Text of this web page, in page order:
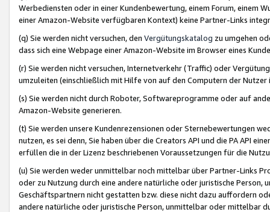
Werbediensten oder in einer Kundenbewertung, einem Forum, einem
einer Amazon-Website verfügbaren Kontext) keine Partner-Links
(q) Sie werden nicht versuchen, den Vergütungskatalog zu umgehen
dass sich eine Webpage einer Amazon-Website im Browser eines
(r) Sie werden nicht versuchen, Internetverkehr (Traffic) oder
umzuleiten (einschließlich mit Hilfe von auf den Computern der
(s) Sie werden nicht durch Roboter, Softwareprogramme oder auf
Amazon-Website generieren.
(t) Sie werden unsere Kundenrezensionen oder Sternebewertungen
nutzen, es sei denn, Sie haben über die Creators API und die PA API
erfüllen die in der Lizenz beschriebenen Voraussetzungen für die
(u) Sie werden weder unmittelbar noch mittelbar über Partner-Links
oder zu Nutzung durch eine andere natürliche oder juristische
Geschäftspartnern nicht gestatten bzw. diese nicht dazu auffordern
andere natürliche oder juristische Person, unmittelbar oder mittelbar